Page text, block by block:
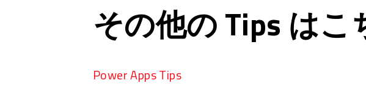
その他の Tips はこ
Power Apps Tips